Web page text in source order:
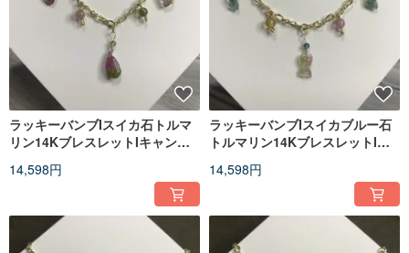
ラッキーバンブIスイカ石トルマ
リン14KブレスレットIキャンデ
フト
14,598円
ラッキーバンブIスイカブルー石
トルマリン14KブレスレットIキ
ギフト
14,598円